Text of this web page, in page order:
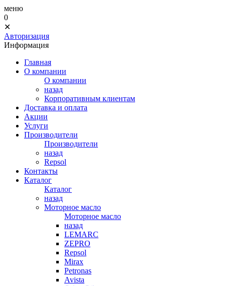
меню
0
✕
Авторизация
Информация
Главная
О компании
О компании
назад
Корпоративным клиентам
Доставка и оплата
Акции
Услуги
Производители
Производители
назад
Repsol
Контакты
Каталог
Каталог
назад
Моторное масло
Моторное масло
назад
LEMARC
ZEPRO
Repsol
Mirax
Petronas
Avista